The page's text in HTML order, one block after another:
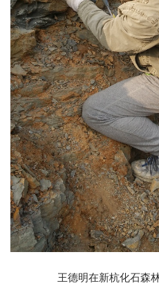
王德明在新杭化石森